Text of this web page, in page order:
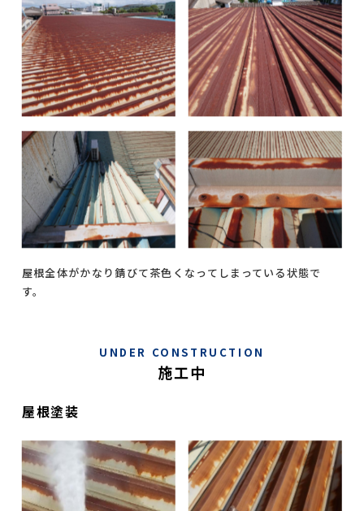
屋根全体がかなり錆びて茶色くなってしまっている状態で
す。
UNDER CONSTRUCTION
施工中
屋根塗装